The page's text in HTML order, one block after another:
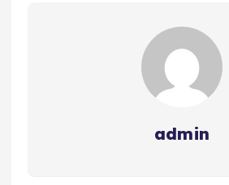
admin